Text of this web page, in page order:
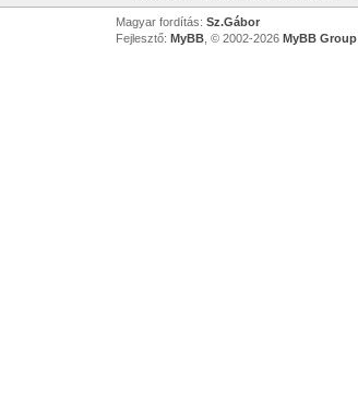
Magyar fordítás: Sz.Gábor
Fejlesztő: MyBB, © 2002-2026 MyBB Group.